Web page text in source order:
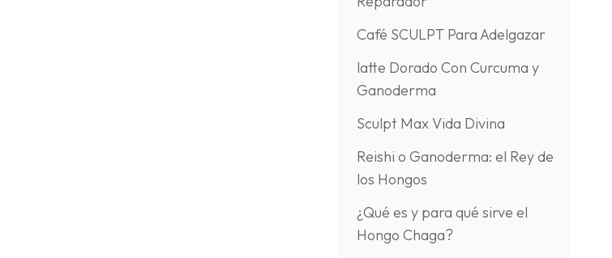
Café SCULPT Para Adelgazar
latte Dorado Con Curcuma y
Ganoderma
Sculpt Max Vida Divina
Reishi o Ganoderma: el Rey de
los Hongos
¿Qué es y para qué sirve el
Hongo Chaga?